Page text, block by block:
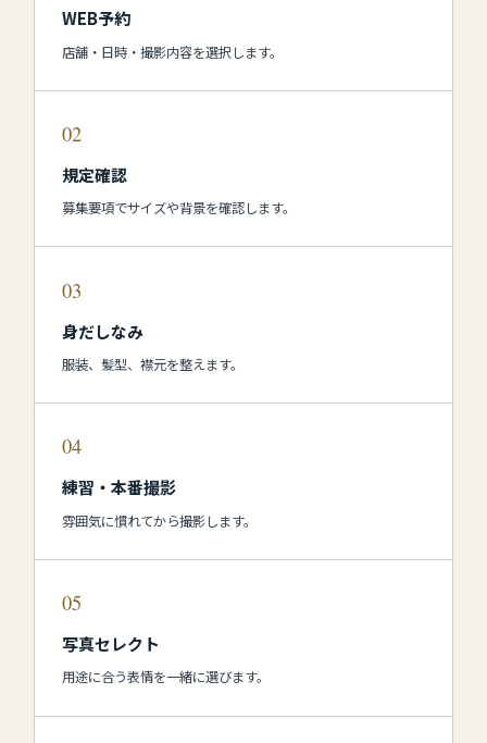
WEB予約
店舗・日時・撮影内容を選択します。
02
規定確認
募集要項でサイズや背景を確認します。
03
身だしなみ
服装、髪型、襟元を整えます。
04
練習・本番撮影
雰囲気に慣れてから撮影します。
05
写真セレクト
用途に合う表情を一緒に選びます。